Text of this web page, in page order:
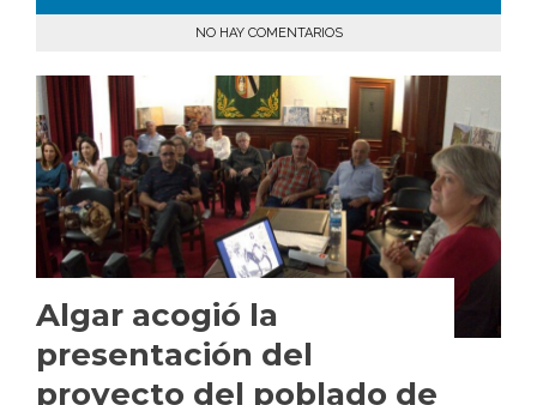
NO HAY COMENTARIOS
Algar acogió la
presentación del
proyecto del poblado de